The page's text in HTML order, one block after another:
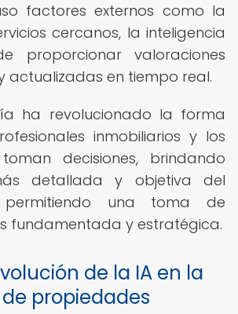
factores externos como la
cercanos, la inteligencia
proporcionar valoraciones
actualizadas en tiempo real.
ha revolucionado la forma
inmobiliarios y los
toman decisiones, brindando
detallada y objetiva del
una toma de
fundamentada y estratégica.
de la IA en la
propiedades